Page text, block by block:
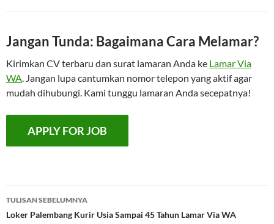
Jangan Tunda: Bagaimana Cara Melamar?
Kirimkan CV terbaru dan surat lamaran Anda ke Lamar Via
WA. Jangan lupa cantumkan nomor telepon yang aktif agar
mudah dihubungi. Kami tunggu lamaran Anda secepatnya!
Navigasi
Tulisan
TULISAN SEBELUMNYA
Loker Palembang Kurir Usia Sampai 45 Tahun Lamar Via WA